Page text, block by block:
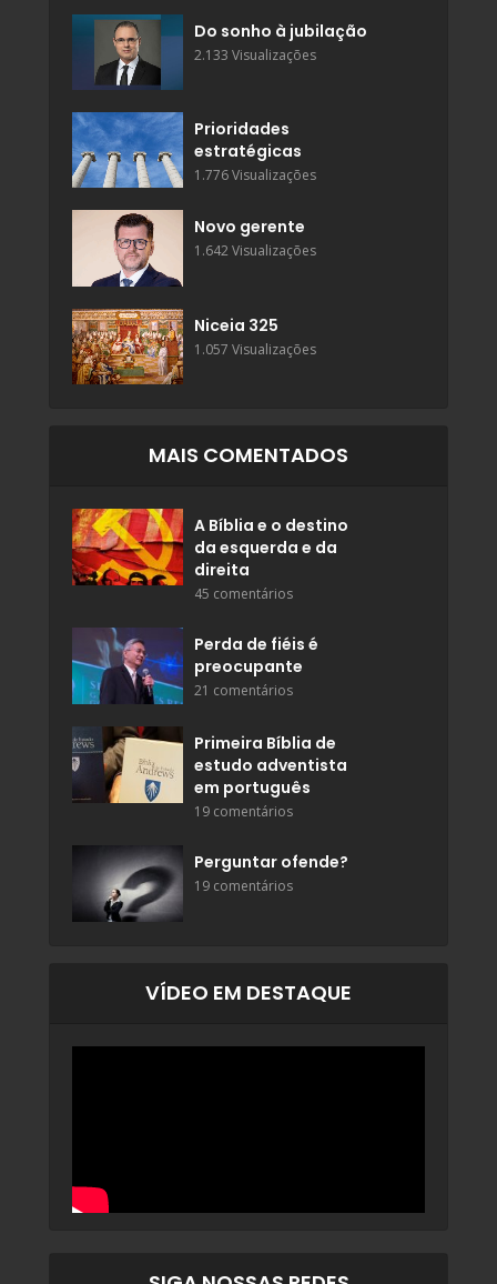
Do sonho à jubilação
2.133 Visualizações
Prioridades
estratégicas
1.776 Visualizações
Novo gerente
1.642 Visualizações
Niceia 325
1.057 Visualizações
MAIS COMENTADOS
A Bíblia e o destino
da esquerda e da
direita
45 comentários
Perda de fiéis é
preocupante
21 comentários
Primeira Bíblia de
estudo adventista
em português
19 comentários
Perguntar ofende?
19 comentários
VÍDEO EM DESTAQUE